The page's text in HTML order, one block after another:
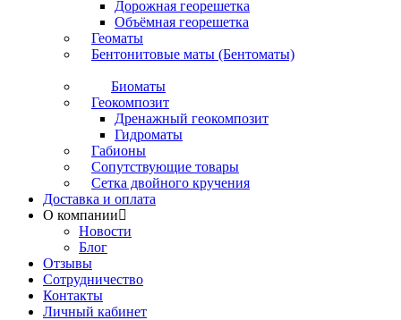
Дорожная георешетка
Объёмная георешетка
Геоматы
Бентонитовые маты (Бентоматы)
Биоматы
Геокомпозит
Дренажный геокомпозит
Гидроматы
Габионы
Сопутствующие товары
Сетка двойного кручения
Доставка и оплата
О компании
Новости
Блог
Отзывы
Сотрудничество
Контакты
Личный кабинет